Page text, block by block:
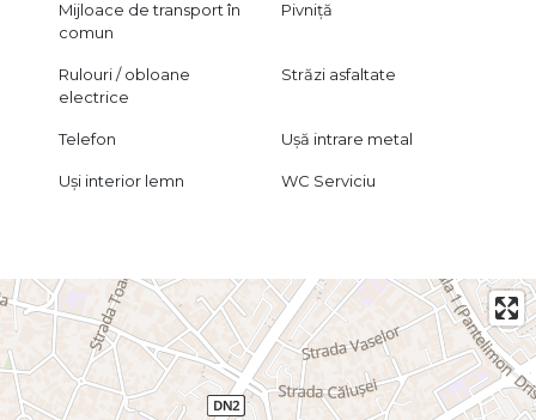
Mijloace de transport în
comun
Pivniță
Rulouri / obloane
electrice
Străzi asfaltate
Telefon Ușă intrare metal
Uși interior lemn WC Serviciu